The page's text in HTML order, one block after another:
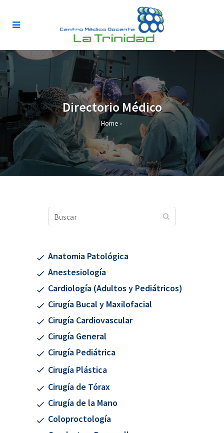
Directorio Médico
Home ›
Anatomia Patológica
Anestesiología
Cardiología (Adultos y Pediátricos)
Cirugía Bucal y Maxilofacial
Cirugía Cardiovascular
Cirugía General
Cirugía Pediátrica
Cirugía Plástica
Cirugía de Tórax
Cirugía de la Mano
Coloproctología